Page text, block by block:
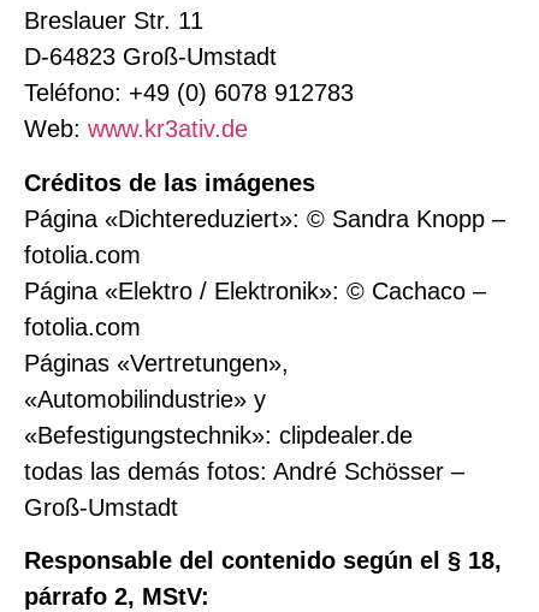
Breslauer Str. 11
D-64823 Groß-Umstadt
Teléfono: +49 (0) 6078 912783
Web: www.kr3ativ.de
Créditos de las imágenes
Página «Dichtereduziert»: © Sandra Knopp –
fotolia.com
Página «Elektro / Elektronik»: © Cachaco –
fotolia.com
Páginas «Vertretungen»,
«Automobilindustrie» y
«Befestigungstechnik»: clipdealer.de
todas las demás fotos: André Schösser –
Groß-Umstadt
Responsable del contenido según el § 18,
párrafo 2, MStV: